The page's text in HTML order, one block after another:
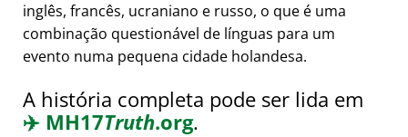
inglês, francês, ucraniano e russo, o que é uma
combinação questionável de línguas para um
evento numa pequena cidade holandesa.
A história completa pode ser lida em
✈️ MH17Truth.org.